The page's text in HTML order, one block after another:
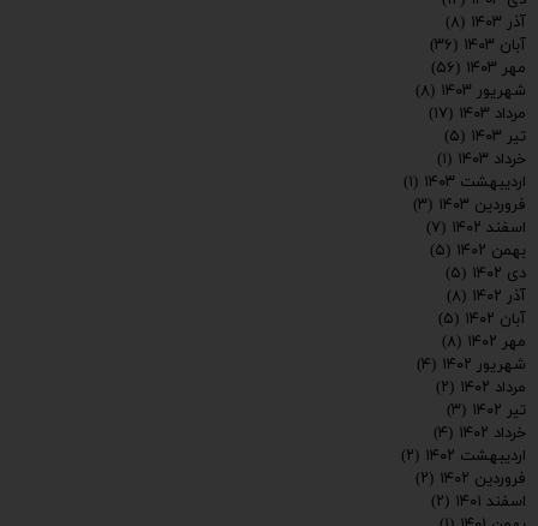
ارسال
آذر ۱۴۰۳
(۸)
آبان ۱۴۰۳
(۳۶)
مهر ۱۴۰۳
(۵۶)
شهریور ۱۴۰۳
(۸)
مرداد ۱۴۰۳
(۱۷)
تیر ۱۴۰۳
(۵)
خرداد ۱۴۰۳
(۱)
اردیبهشت ۱۴۰۳
(۱)
فروردین ۱۴۰۳
(۳)
اسفند ۱۴۰۲
(۷)
بهمن ۱۴۰۲
(۵)
دی ۱۴۰۲
(۵)
آذر ۱۴۰۲
(۸)
آبان ۱۴۰۲
(۵)
مهر ۱۴۰۲
(۸)
شهریور ۱۴۰۲
(۴)
مرداد ۱۴۰۲
(۲)
تیر ۱۴۰۲
(۳)
خرداد ۱۴۰۲
(۴)
اردیبهشت ۱۴۰۲
(۲)
فروردین ۱۴۰۲
(۲)
اسفند ۱۴۰۱
(۲)